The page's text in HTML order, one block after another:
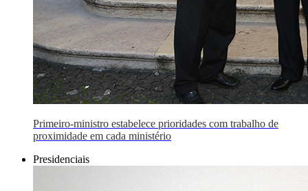
Primeiro-ministro estabelece prioridades com trabalho de
proximidade em cada ministério
Presidenciais